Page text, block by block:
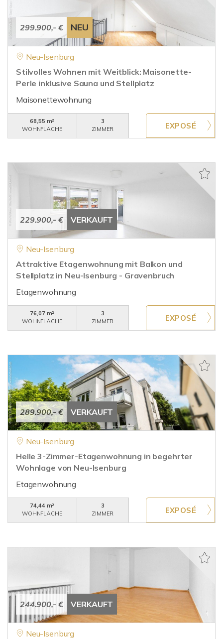
299.900,- € NEU
Neu-Isenburg
Stilvolles Wohnen mit Weitblick: Maisonette-
Perle inklusive Sauna und Stellplatz
Maisonettewohnung
68,55 m²
WOHNFLÄCHE
3
ZIMMER
229.900,- € VERKAUFT
Neu-Isenburg
Attraktive Etagenwohnung mit Balkon und
Stellplatz in Neu-Isenburg - Gravenbruch
Etagenwohnung
76,07 m²
WOHNFLÄCHE
3
ZIMMER
289.900,- € VERKAUFT
Neu-Isenburg
Helle 3-Zimmer-Etagenwohnung in begehrter
Wohnlage von Neu-Isenburg
Etagenwohnung
74,44 m²
WOHNFLÄCHE
3
ZIMMER
244.900,- € VERKAUFT
Neu-Isenburg